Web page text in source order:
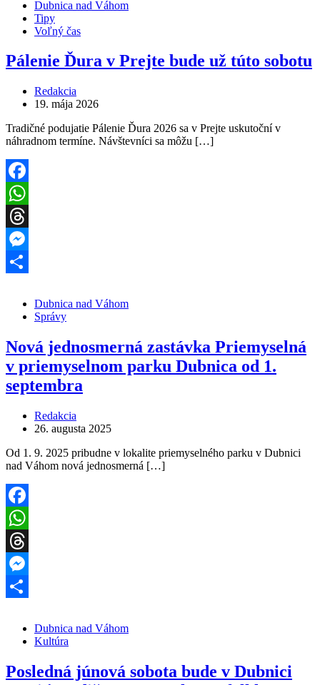
Dubnica nad Váhom
Tipy
Voľný čas
Pálenie Ďura v Prejte bude už túto sobotu
Redakcia
19. mája 2026
Tradičné podujatie Pálenie Ďura 2026 sa v Prejte uskutoční v
náhradnom termíne. Návštevníci sa môžu […]
Facebook
WhatsApp
Threads
Messenger
Dubnica nad Váhom
Správy
Nová jednosmerná zastávka Priemyselná
v priemyselnom parku Dubnica od 1.
septembra
Redakcia
26. augusta 2025
Od 1. 9. 2025 pribudne v lokalite priemyselného parku v Dubnici
nad Váhom nová jednosmerná […]
Facebook
WhatsApp
Threads
Messenger
Dubnica nad Váhom
Kultúra
Posledná júnová sobota bude v Dubnici